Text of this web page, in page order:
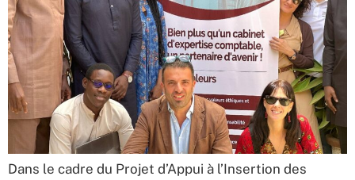
Dans le cadre du Projet d’Appui à l’Insertion des